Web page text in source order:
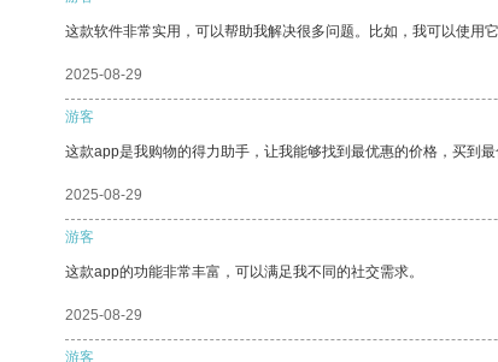
这款软件非常实用，可以帮助我解决很多问题。比如，我可以使用
2025-08-29
游客
这款app是我购物的得力助手，让我能够找到最优惠的价格，买到最
2025-08-29
游客
这款app的功能非常丰富，可以满足我不同的社交需求。
2025-08-29
游客